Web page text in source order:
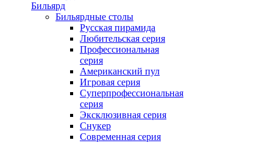
Бильярд
Бильярдные столы
Русская пирамида
Любительская серия
Профессиональная
серия
Американский пул
Игровая серия
Суперпрофессиональная
серия
Эксклюзивная серия
Снукер
Современная серия